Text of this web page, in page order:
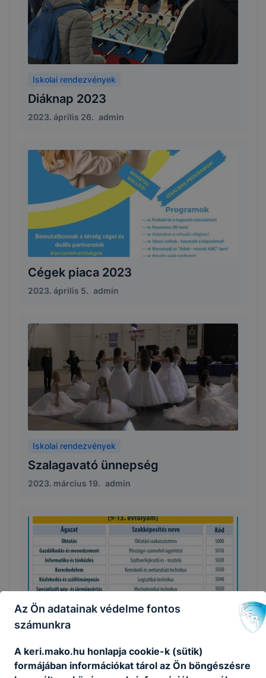
Iskolai rendezvények
Diáknap 2023
2023. április 26. admin
Cégek piaca 2023
2023. április 5. admin
Iskolai rendezvények
Szalagavató ünnepség
2023. március 19. admin
2023. január 20. admin
Az Ön adatainak védelme fontos
számunkra
A keri.mako.hu honlapja cookie-k (sütik)
formájában információkat tárol az Ön böngészésre